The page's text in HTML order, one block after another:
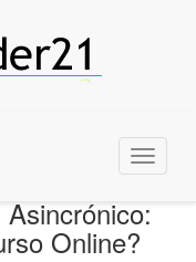
Menu
Online?